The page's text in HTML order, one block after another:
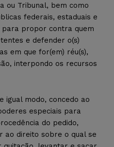
ou Tribunal, bem como
federais, estaduais e
para propor contra quem
e defender o(s)
em que for(em) réu(s),
interpondo os recursos
igual modo, concedo ao
especiais para
do pedido,
ao direito sobre o qual se